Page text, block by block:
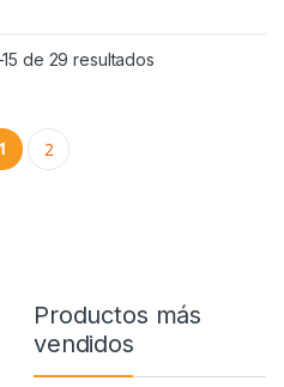
de 29 resultados
1 2
Productos más
vendidos